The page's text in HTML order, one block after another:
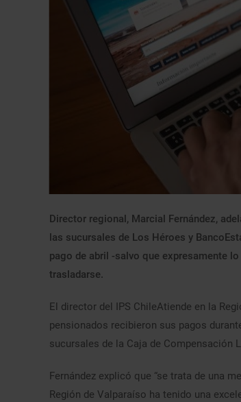
Director regional, Marcial Fernández,
las sucursales de Los Héroes y
pago de abril -salvo que expresamente
trasladarse.
El director del IPS ChileAtiende en la
pensionados recibieron sus pagos
sucursales de la Caja de Compensación
Fernández explicó que “se trata de una
Región de Valparaíso ha tenido una